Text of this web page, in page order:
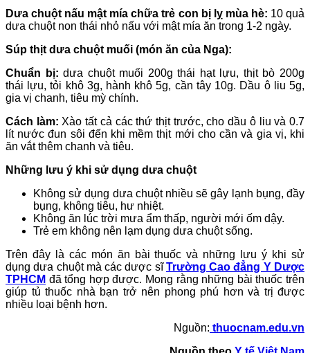
Dưa chuột nấu mật mía chữa trẻ con bị lỵ mùa hè: 10 quả
dưa chuột non thái nhỏ nấu với mật mía ăn trong 1-2 ngày.
Súp thịt dưa chuột muối (món ăn của Nga):
Chuẩn bị: dưa chuột muối 200g thái hạt lựu, thịt bò 200g
thái lựu, tỏi khô 3g, hành khô 5g, cần tây 10g. Dầu ô liu 5g,
gia vị chanh, tiêu mỳ chính.
Cách làm: Xào tất cả các thứ thịt trước, cho dầu ô liu và 0.7
lít nước đun sôi đến khi mềm thịt mới cho cần và gia vị, khi
ăn vắt thêm chanh và tiêu.
Những lưu ý khi sử dụng dưa chuột
Không sử dụng dưa chuột nhiều sẽ gây lạnh bụng, đầy
bụng, không tiêu, hư nhiệt.
Không ăn lúc trời mưa ẩm thấp, người mới ốm dậy.
Trẻ em không nên lạm dụng dưa chuột sống.
Trên đây là các món ăn bài thuốc và những lưu ý khi sử
dụng dưa chuột mà các dược sĩTrường Cao đẳng Y Dược
TPHCM đã tổng hợp được. Mong rằng những bài thuốc trên
giúp tủ thuốc nhà bạn trở nên phong phú hơn và trị được
nhiều loại bệnh hơn.
Nguồn: thuocnam.edu.vn